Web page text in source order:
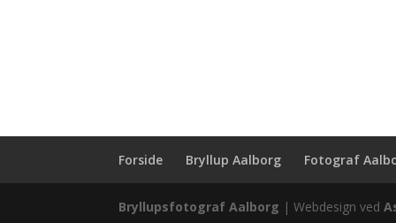
Forside Bryllup Aalborg Fotograf
Bryllupsfotograf Aalborg | Webdesign ved